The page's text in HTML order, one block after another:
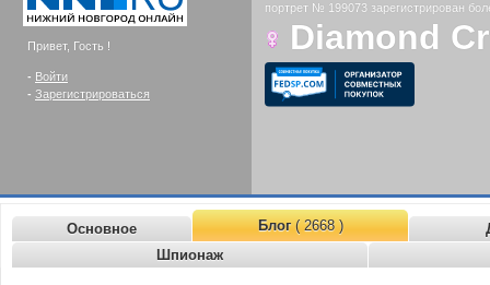
Привет, Гость !
- Войти
- Зарегистрироваться
портрет № 199073 зарегистрирован
Diamond
Основное Блог( 2668 )
Шпионаж